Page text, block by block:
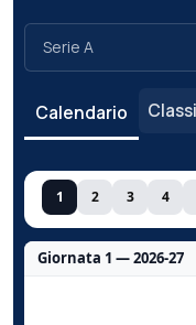
Calendario
1 2 3 4
Giornata 1 — 2026-27